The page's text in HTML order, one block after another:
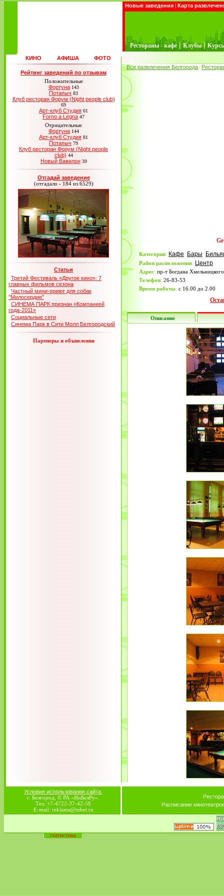
Новые заведения | Карта
Рестораны - кафе | Клубы |
КИНО АФИША ФОТО
Рейтинг заведений по отзывам
Положительные
Фортуна 143
Потапыч 83
Клуб ресторан Форум (Night people club)
69
Арт-клуб Студия 61
Forno a Legna 47
Отрицательные
Фортуна 144
Арт-клуб Студия 81
Потапыч 79
Клуб ресторан Форум (Night people
club) 44
Новый Вавилон 39
Отгадай заведение
(отгадало - 184 из 6529)
Статьи
Третий Фестиваль «Другое кино»: 7
главных фильмов сезона
Частный мини-приют для собак
"Милосердие"
СИНЕМА ПАРК признан «Компанией
года-2011»
Социальные сети
Синема Парк в Сити Молл Белгородский
Партнеры и объявления
Все развлечения Белгорода /
Категория: Кафе Бары
Район расположения: Центр
Адрес: пр-т Богдана
Телефон: 26-83-53
Время работы: с 16.00 до 2.00
Описание
Условия использования сайта.
г. Белгород, © РА «ИнБелРу».
Тел. +7-4722-37-42-58
E-mail: reklama@inbel.ru
Расписание
статистика